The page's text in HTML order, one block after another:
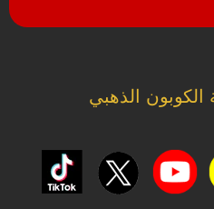
الكوبون الذهبي